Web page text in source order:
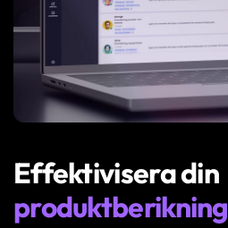
Effektivisera din
produktberikning